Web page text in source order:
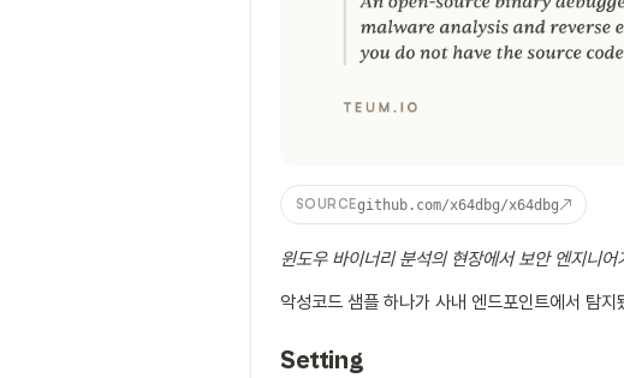
SOURCEgithub.com/x64dbg/x64dbg↗
윈도우 바이너리 분석의 현장에서 보안 엔지니
악성코드 샘플 하나가 사내 엔드포인트에서 탐
Setting